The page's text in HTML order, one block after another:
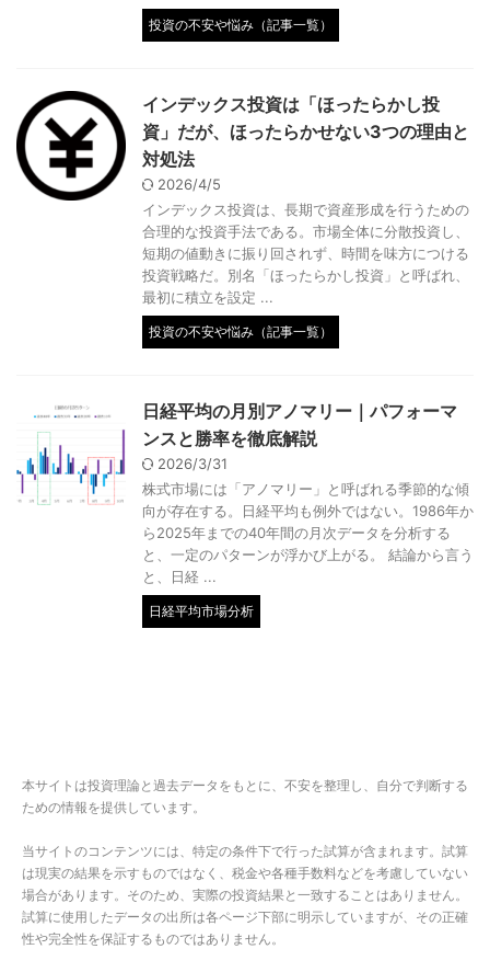
投資の不安や悩み（記事一覧）
インデックス投資は「ほったらかし投
資」だが、ほったらかせない3つの理由と
対処法
2026/4/5
インデックス投資は、長期で資産形成を行うための
合理的な投資手法である。市場全体に分散投資し、
短期の値動きに振り回されず、時間を味方につける
投資戦略だ。別名「ほったらかし投資」と呼ばれ、
最初に積立を設定 ...
投資の不安や悩み（記事一覧）
日経平均の月別アノマリー｜パフォーマ
ンスと勝率を徹底解説
2026/3/31
株式市場には「アノマリー」と呼ばれる季節的な傾
向が存在する。日経平均も例外ではない。1986年か
ら2025年までの40年間の月次データを分析する
と、一定のパターンが浮かび上がる。 結論から言う
と、日経 ...
日経平均市場分析
本サイトは投資理論と過去データをもとに、不安を整理し、自分で判断する
ための情報を提供しています。
当サイトのコンテンツには、特定の条件下で行った試算が含まれます。試算
は現実の結果を示すものではなく、税金や各種手数料などを考慮していない
場合があります。そのため、実際の投資結果と一致することはありません。
試算に使用したデータの出所は各ページ下部に明示していますが、その正確
性や完全性を保証するものではありません。